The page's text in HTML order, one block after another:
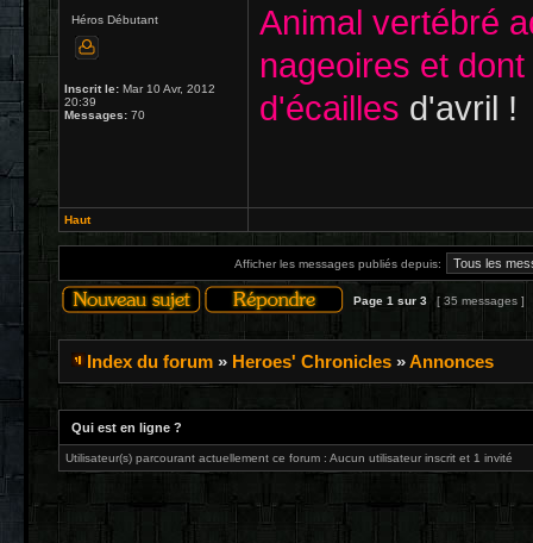
Héros Débutant
Inscrit le: Mar 10 Avr, 2012
20:39
Messages: 70
Animal vertébré
nageoires et
d'écailles d'avril !
Haut
Afficher les messages publiés depuis:
Page 1 sur 3 [ 35 messages ]
Index du forum » Heroes' Chronicles »Annonces
Qui est en ligne ?
Utilisateur(s) parcourant actuellement ce forum : Aucun utilisateur inscrit et 1 invité